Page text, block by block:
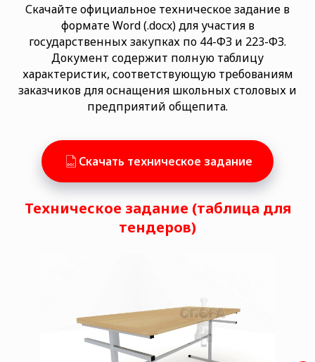
Скачайте официальное техническое задание в
формате Word (.docx) для участия в
государственных закупках по 44-ФЗ и 223-ФЗ.
Документ содержит полную таблицу
характеристик, соответствующую требованиям
заказчиков для оснащения школьных столовых и
предприятий общепита.
Скачать техническое задание
Техническое задание (таблица для
тендеров)